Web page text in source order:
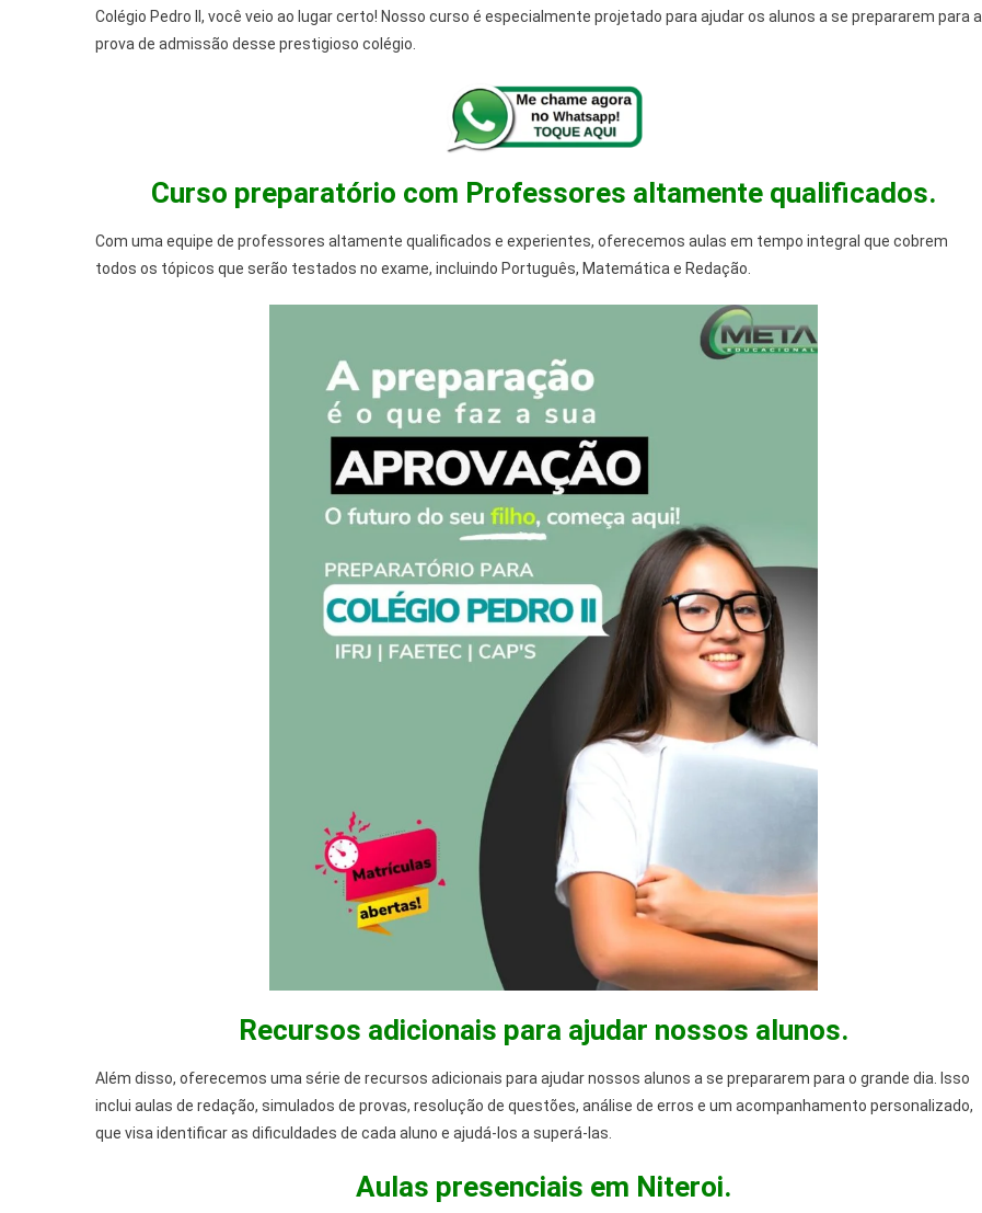
Colégio Pedro II, você veio ao lugar certo! Nosso curso é especialmente projetado para ajudar os alunos a se prepararem para a
prova de admissão desse prestigioso colégio.
Curso preparatório com Professores altamente qualificados.
Com uma equipe de professores altamente qualificados e experientes, oferecemos aulas em tempo integral que cobrem
todos os tópicos que serão testados no exame, incluindo Português, Matemática e Redação.
Recursos adicionais para ajudar nossos alunos.
Além disso, oferecemos uma série de recursos adicionais para ajudar nossos alunos a se prepararem para o grande dia. Isso
inclui aulas de redação, simulados de provas, resolução de questões, análise de erros e um acompanhamento personalizado,
que visa identificar as dificuldades de cada aluno e ajudá-los a superá-las.
Aulas presenciais em Niteroi.